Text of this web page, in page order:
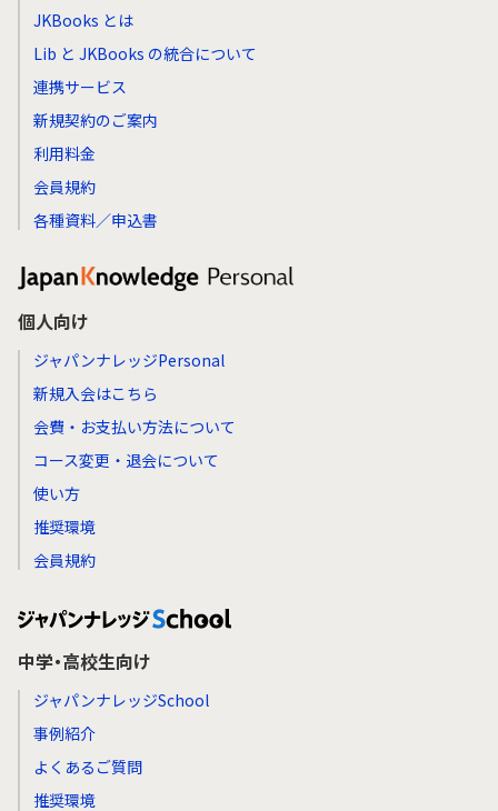
JKBooks とは
Lib と JKBooks の統合について
連携サービス
新規契約のご案内
利用料金
会員規約
各種資料／申込書
個人向け
ジャパンナレッジPersonal
新規入会はこちら
会費・お支払い方法について
コース変更・退会について
使い方
推奨環境
会員規約
中学・高校生向け
ジャパンナレッジSchool
事例紹介
よくあるご質問
推奨環境